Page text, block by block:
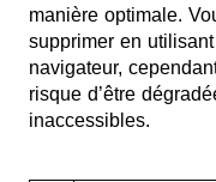
manière optimale.
supprimer en
navigateur,
risque d’être
inaccessibles.